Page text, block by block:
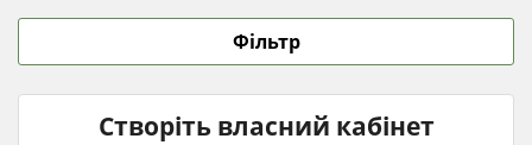
Фільтр
Створіть власний кабінет